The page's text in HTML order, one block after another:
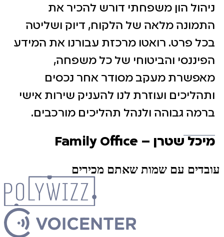
ניהול הון משפחתי דורש להכיר את
התמונה מלאה של הלקוח, דיוק ושליטה
בכל פרט. רואטו מרכזת עבורנו את המידע
הפיננסי והביטוחי של כל משפחה,
מאפשרת מעקב מסודר אחר נכסים
ותהליכים ועוזרת לנו להעניק שירות אישי
ברמה גבוהה ולנהל תהליכים מורכבים.
מיכל שטרן – Family Office
עובדים עם שמות שאתם מכירים